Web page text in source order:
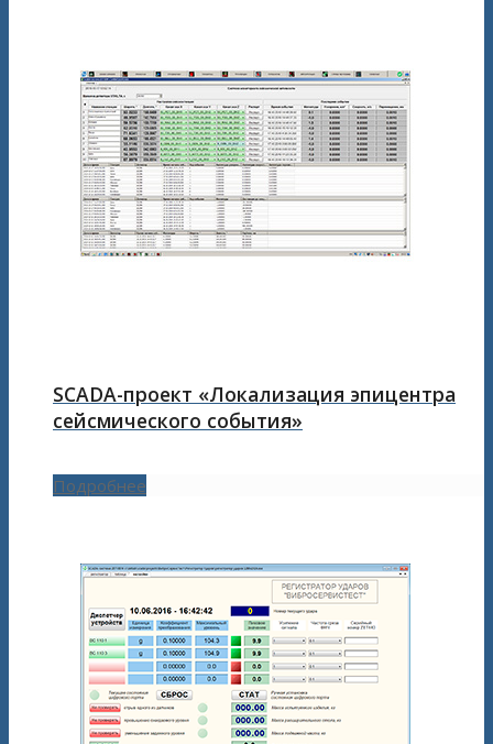
SCADA-проект «Локализация эпицентра
сейсмического события»
Подробнее